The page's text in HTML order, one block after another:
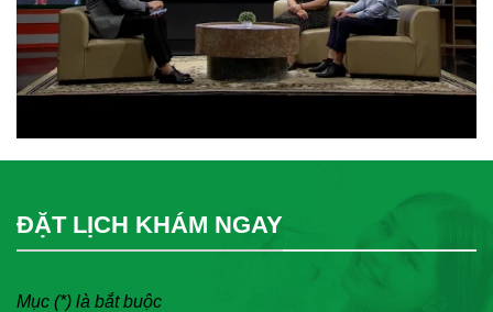
ĐẶT LỊCH KHÁM NGAY
Mục (*) là bắt buộc